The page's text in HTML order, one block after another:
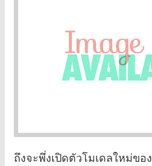
ถึงจะพึ่งเปิดตัวโมเดลใหม่ของ